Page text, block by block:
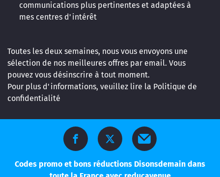
communications plus pertinentes et adaptées à
mes centres d'intérêt
Toutes les deux semaines, nous vous envoyons une
sélection de nos meilleures offres par email. Vous
pouvez vous désinscrire à tout moment.
Pour plus d'informations, veuillez lire la Politique de
confidentialité
Codes promo et bons réductions Disonsdemain dans